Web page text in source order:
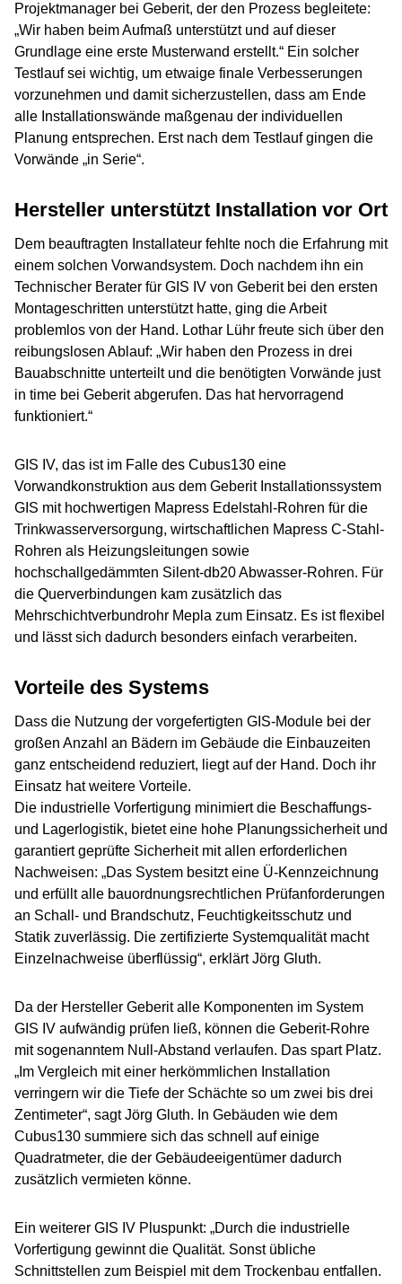
Projektmanager bei Geberit, der den Prozess begleitete:
„Wir haben beim Aufmaß unterstützt und auf dieser
Grundlage eine erste Musterwand erstellt.“ Ein solcher
Testlauf sei wichtig, um etwaige finale Verbesserungen
vorzunehmen und damit sicherzustellen, dass am Ende
alle Installationswände maßgenau der individuellen
Planung entsprechen. Erst nach dem Testlauf gingen die
Vorwände „in Serie“.
Hersteller unterstützt Installation vor Ort
Dem beauftragten Installateur fehlte noch die Erfahrung mit
einem solchen Vorwandsystem. Doch nachdem ihn ein
Technischer Berater für GIS IV von Geberit bei den ersten
Montageschritten unterstützt hatte, ging die Arbeit
problemlos von der Hand. Lothar Lühr freute sich über den
reibungslosen Ablauf: „Wir haben den Prozess in drei
Bauabschnitte unterteilt und die benötigten Vorwände just
in time bei Geberit abgerufen. Das hat hervorragend
funktioniert.“
GIS IV, das ist im Falle des Cubus130 eine
Vorwandkonstruktion aus dem Geberit Installationssystem
GIS mit hochwertigen Mapress Edelstahl-Rohren für die
Trinkwasserversorgung, wirtschaftlichen Mapress C-Stahl-
Rohren als Heizungsleitungen sowie
hochschallgedämmten Silent-db20 Abwasser-Rohren. Für
die Querverbindungen kam zusätzlich das
Mehrschichtverbundrohr Mepla zum Einsatz. Es ist flexibel
und lässt sich dadurch besonders einfach verarbeiten.
Vorteile des Systems
Dass die Nutzung der vorgefertigten GIS-Module bei der
großen Anzahl an Bädern im Gebäude die Einbauzeiten
ganz entscheidend reduziert, liegt auf der Hand. Doch ihr
Einsatz hat weitere Vorteile.
Die industrielle Vorfertigung minimiert die Beschaffungs-
und Lagerlogistik, bietet eine hohe Planungssicherheit und
garantiert geprüfte Sicherheit mit allen erforderlichen
Nachweisen: „Das System besitzt eine Ü-Kennzeichnung
und erfüllt alle bauordnungsrechtlichen Prüfanforderungen
an Schall- und Brandschutz, Feuchtigkeitsschutz und
Statik zuverlässig. Die zertifizierte Systemqualität macht
Einzelnachweise überflüssig“, erklärt Jörg Gluth.
Da der Hersteller Geberit alle Komponenten im System
GIS IV aufwändig prüfen ließ, können die Geberit-Rohre
mit sogenanntem Null-Abstand verlaufen. Das spart Platz.
„Im Vergleich mit einer herkömmlichen Installation
verringern wir die Tiefe der Schächte so um zwei bis drei
Zentimeter“, sagt Jörg Gluth. In Gebäuden wie dem
Cubus130 summiere sich das schnell auf einige
Quadratmeter, die der Gebäudeeigentümer dadurch
zusätzlich vermieten könne.
Ein weiterer GIS IV Pluspunkt: „Durch die industrielle
Vorfertigung gewinnt die Qualität. Sonst übliche
Schnittstellen zum Beispiel mit dem Trockenbau entfallen.